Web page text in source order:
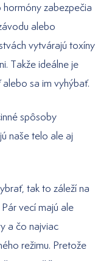
zabezpečia
alebo
vytvárajú toxíny
Takže ideálne je
sa im vyhýbať.
spôsoby
naše telo ale aj
tak to záleží na
vecí majú ale
a čo najviac
režimu. Pretože